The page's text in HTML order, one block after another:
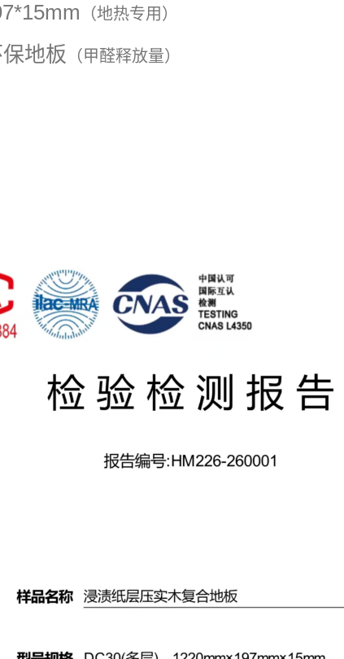
（地热专用）
地板 （甲醛释放量）